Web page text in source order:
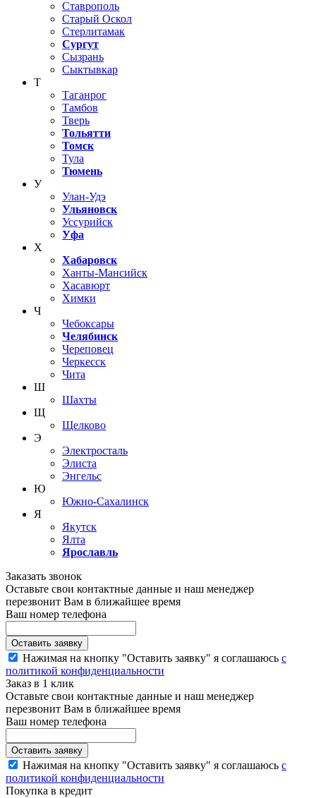
Ставрополь
Старый Оскол
Стерлитамак
Сургут
Сызрань
Сыктывкар
Т
Таганрог
Тамбов
Тверь
Тольятти
Томск
Тула
Тюмень
У
Улан-Удэ
Ульяновск
Уссурийск
Уфа
Х
Хабаровск
Ханты-Мансийск
Хасавюрт
Химки
Ч
Чебоксары
Челябинск
Череповец
Черкесск
Чита
Ш
Шахты
Щ
Щелково
Э
Электросталь
Элиста
Энгельс
Ю
Южно-Сахалинск
Я
Якутск
Ялта
Ярославль
Заказать звонок
Оставьте свои контактные данные и наш менеджер
перезвонит Вам в ближайшее время
Ваш номер телефона
Нажимая на кнопку "Оставить заявку" я соглашаюсь с
политикой конфиденциальности
Заказ в 1 клик
Оставьте свои контактные данные и наш менеджер
перезвонит Вам в ближайшее время
Ваш номер телефона
Нажимая на кнопку "Оставить заявку" я соглашаюсь с
политикой конфиденциальности
Покупка в кредит